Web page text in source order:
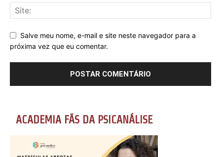
Salve meu nome, e-mail e site neste navegador para a
próxima vez que eu comentar.
ACADEMIA FÃS DA PSICANÁLISE